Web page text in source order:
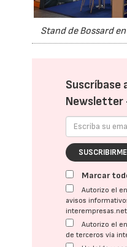
Stand de Bossard
Suscríbase
Newsletter
Marcar
Autorizo el
avisos
interempresas.net
Autorizo el
de terceros vía